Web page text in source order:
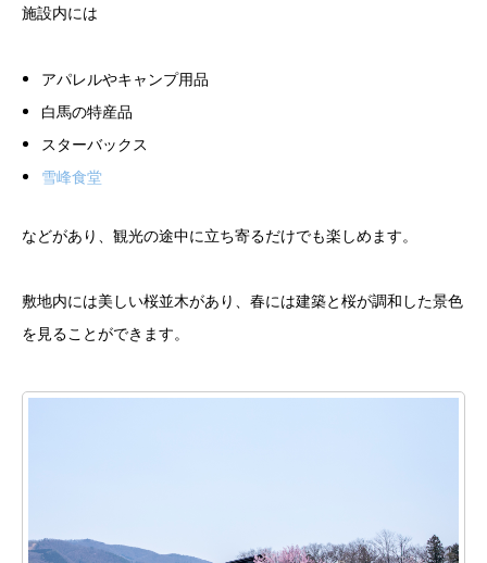
施設内には
アパレルやキャンプ用品
白馬の特産品
スターバックス
雪峰食堂
などがあり、観光の途中に立ち寄るだけでも楽しめます。
敷地内には美しい桜並木があり、春には建築と桜が調和した景色
を見ることができます。